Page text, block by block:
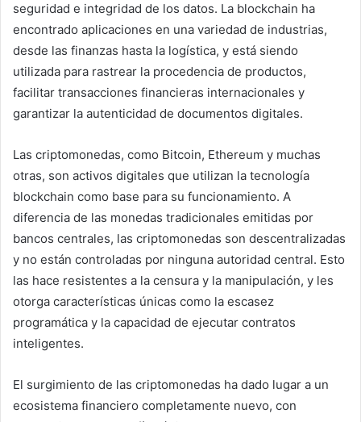
seguridad e integridad de los datos. La blockchain ha
encontrado aplicaciones en una variedad de industrias,
desde las finanzas hasta la logística, y está siendo
utilizada para rastrear la procedencia de productos,
facilitar transacciones financieras internacionales y
garantizar la autenticidad de documentos digitales.
Las criptomonedas, como Bitcoin, Ethereum y muchas
otras, son activos digitales que utilizan la tecnología
blockchain como base para su funcionamiento. A
diferencia de las monedas tradicionales emitidas por
bancos centrales, las criptomonedas son descentralizadas
y no están controladas por ninguna autoridad central. Esto
las hace resistentes a la censura y la manipulación, y les
otorga características únicas como la escasez
programática y la capacidad de ejecutar contratos
inteligentes.
El surgimiento de las criptomonedas ha dado lugar a un
ecosistema financiero completamente nuevo, con